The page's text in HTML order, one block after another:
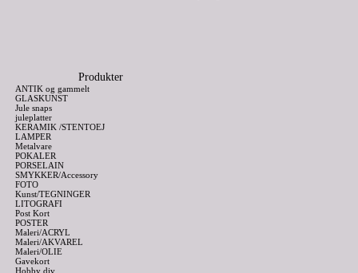
Produkter
ANTIK og gammelt
GLASKUNST
Jule snaps
juleplatter
KERAMIK /STENTOEJ
LAMPER
Metalvare
POKALER
PORSELAIN
SMYKKER/Accessory
FOTO
Kunst/TEGNINGER
LITOGRAFI
Post Kort
POSTER
Maleri/ACRYL
Maleri/AKVAREL
Maleri/OLIE
Gavekort
Hobby div